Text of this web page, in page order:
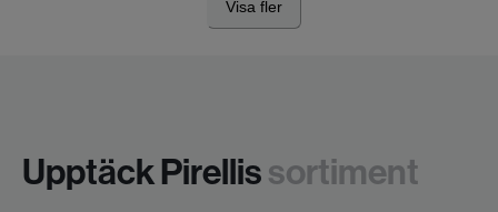
Visa fler
Upptäck Pirellissortiment